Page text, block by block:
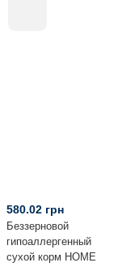
Беззерновой
гипоаллергенный
сухой корм HOME
580.02 грн